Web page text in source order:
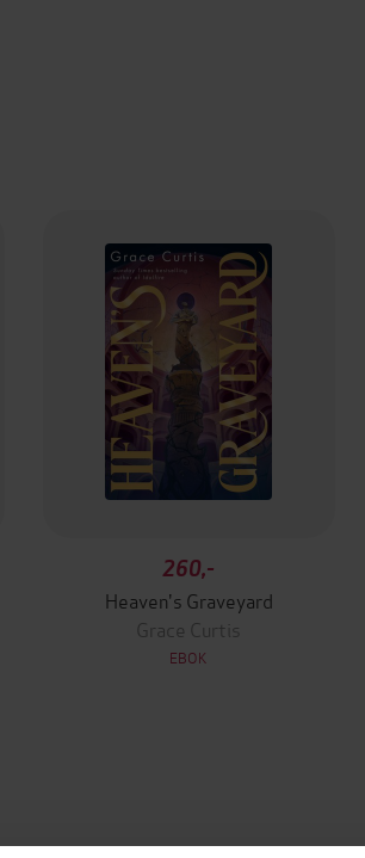
260,-
Heaven's Graveyard
Grace Curtis
EBOK